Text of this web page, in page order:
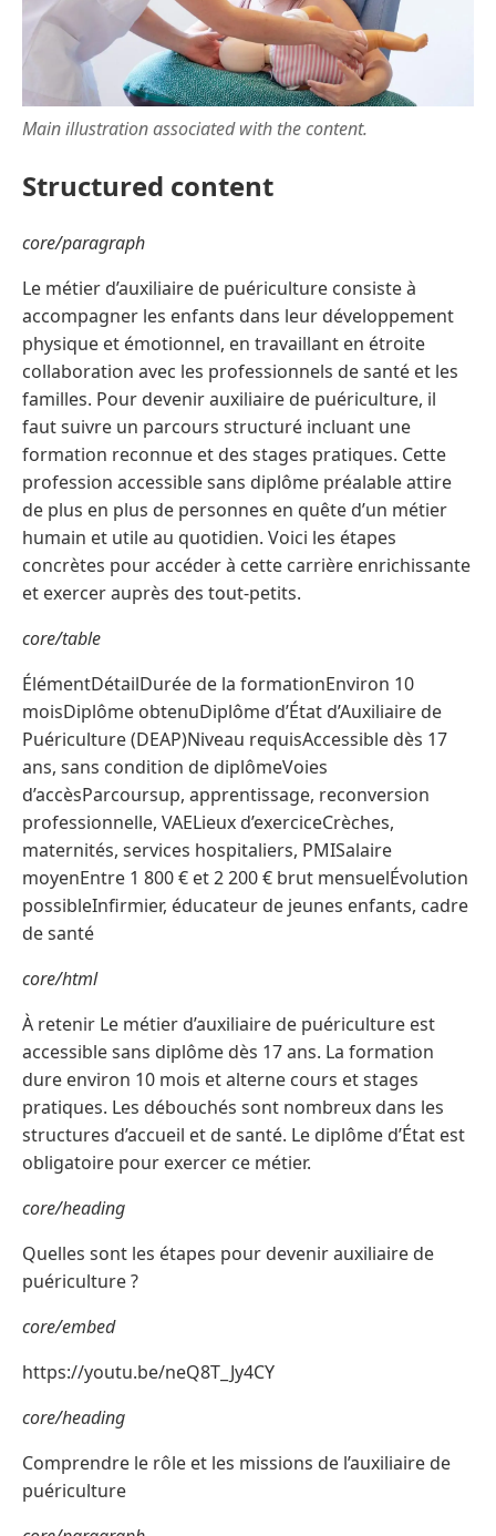
Main illustration associated with the content.
Structured content
core/paragraph
Le métier d’auxiliaire de puériculture consiste à
accompagner les enfants dans leur développement
physique et émotionnel, en travaillant en étroite
collaboration avec les professionnels de santé et les
familles. Pour devenir auxiliaire de puériculture, il
faut suivre un parcours structuré incluant une
formation reconnue et des stages pratiques. Cette
profession accessible sans diplôme préalable attire
de plus en plus de personnes en quête d’un métier
humain et utile au quotidien. Voici les étapes
concrètes pour accéder à cette carrière enrichissante
et exercer auprès des tout-petits.
core/table
ÉlémentDétailDurée de la formationEnviron 10
moisDiplôme obtenuDiplôme d’État d’Auxiliaire de
Puériculture (DEAP)Niveau requisAccessible dès 17
ans, sans condition de diplômeVoies
d’accèsParcoursup, apprentissage, reconversion
professionnelle, VAELieux d’exerciceCrèches,
maternités, services hospitaliers, PMISalaire
moyenEntre 1 800 € et 2 200 € brut mensuelÉvolution
possibleInfirmier, éducateur de jeunes enfants, cadre
de santé
core/html
À retenir Le métier d’auxiliaire de puériculture est
accessible sans diplôme dès 17 ans. La formation
dure environ 10 mois et alterne cours et stages
pratiques. Les débouchés sont nombreux dans les
structures d’accueil et de santé. Le diplôme d’État est
obligatoire pour exercer ce métier.
core/heading
Quelles sont les étapes pour devenir auxiliaire de
puériculture ?
core/embed
https://youtu.be/neQ8T_Jy4CY
core/heading
Comprendre le rôle et les missions de l’auxiliaire de
puériculture